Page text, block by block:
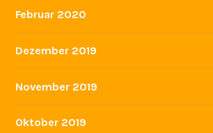
Februar 2020
Dezember 2019
November 2019
Oktober 2019